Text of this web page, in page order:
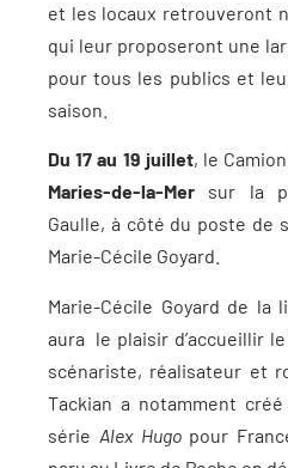
et les locaux retrouveront
qui leur proposeront une
pour tous les publics et
saison.
Du 17 au 19 juillet, le
Maries-de-la-Mer sur la
Gaulle, à côté du poste de
Marie-Cécile Goyard.
Marie-Cécile Goyard de la
aura le plaisir d’accueillir
scénariste, réalisateur et
Tackian a notamment
série Alex Hugo pour